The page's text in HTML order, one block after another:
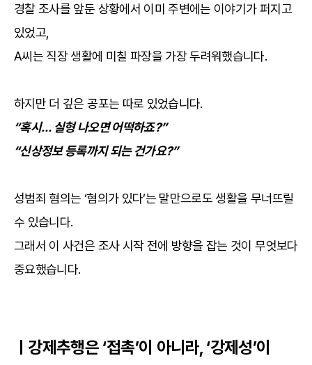
경찰 조사를 앞둔 상황에서 이미 주변에는 이야기가 퍼지고
있었고,
A씨는 직장 생활에 미칠 파장을 가장 두려워했습니다.
하지만 더 깊은 공포는 따로 있었습니다.
“혹시… 실형 나오면 어떡하죠?”
“신상정보 등록까지 되는 건가요?”
성범죄 혐의는 ‘혐의가 있다’는 말만으로도 생활을 무너뜨릴
수 있습니다.
그래서 이 사건은 조사 시작 전에 방향을 잡는 것이 무엇보다
중요했습니다.
ㅣ강제추행은 ‘접촉’이 아니라, ‘강제성’이